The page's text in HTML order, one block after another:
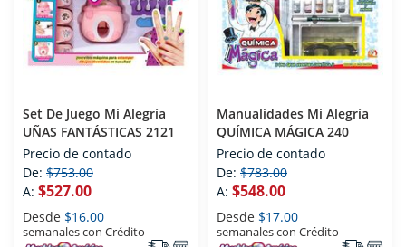
Set De Juego Mi Alegría
UÑAS FANTÁSTICAS 2121
Precio de contado
De: $753.00
A: $527.00
Desde $16.00
semanales con Crédito
Manualidades Mi Alegría
QUÍMICA MÁGICA 240
Precio de contado
De: $783.00
A: $548.00
Desde $17.00
semanales con Crédito